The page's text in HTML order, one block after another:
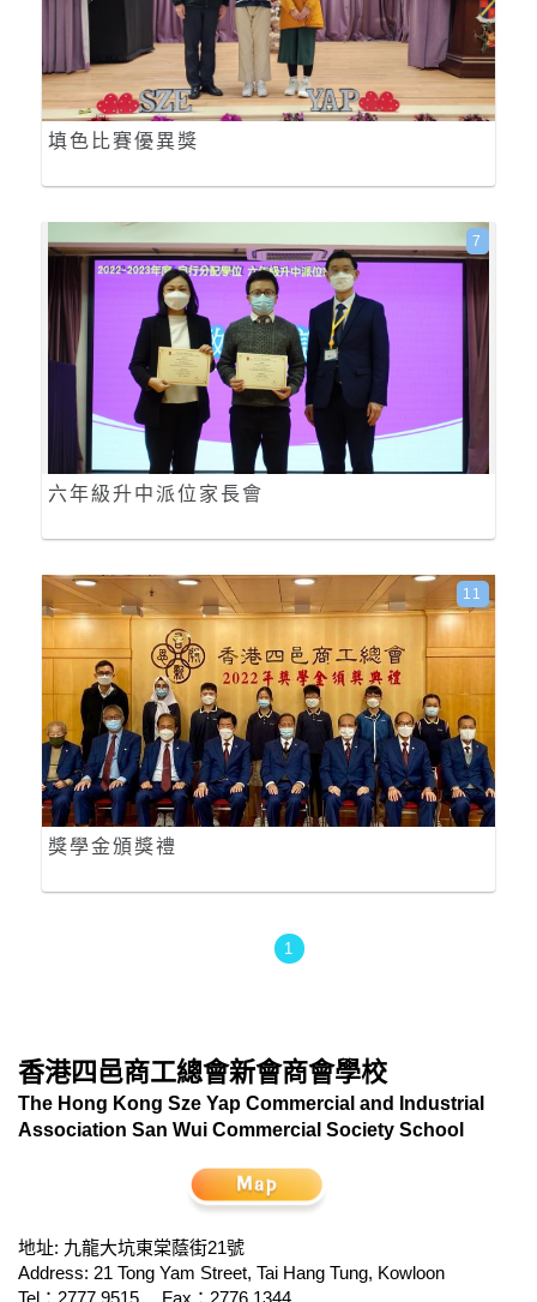
填色比賽優異獎
六年級升中派位家長會
7
獎學金頒獎禮
11
1
香港四邑商工總會新會商會學校
The Hong Kong Sze Yap Commercial and Industrial
Association San Wui Commercial Society School
地址: 九龍大坑東棠蔭街21號
Address: 21 Tong Yam Street, Tai Hang Tung, Kowloon
Tel：2777 9515
Fax：2776 1344